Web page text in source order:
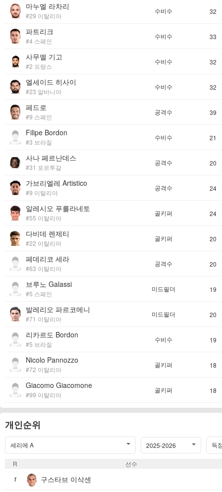
마누엘 라차리
#29 이탈리아
수비수 32
파트리크
#4 스페인
수비수 33
사무엘 기고
#2 프랑스
수비수 32
엘세이드 히사이
#23 알바니아
수비수 32
페드로
#9 스페인
공격수 39
Filipe Bordon
#3 브라질
수비수 21
사나 페르난데스
#31 포르투갈
공격수 20
가브리엘레 Artistico
#9 이탈리아
공격수 24
알레시오 푸를라네토
#55 이탈리아
골키퍼 24
다비데 렌제티
#22 이탈리아
골키퍼 20
페데리코 세라
#63 이탈리아
공격수 20
브루노 Galassi
#5 스페인
미드필더 19
발레리오 파르코메니
#71 이탈리아
미드필더 20
리카르도 Bordon
#5 브라질
수비수 19
Nicolo Pannozzo
#72 이탈리아
골키퍼 18
Giacomo Giacomone
#99 이탈리아
골키퍼 18
개인순위
세리에 A 2025-2026 득
R
선수
1
구스타브 이삭센